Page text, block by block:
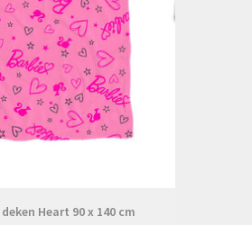
Heart 90 x 140 cm